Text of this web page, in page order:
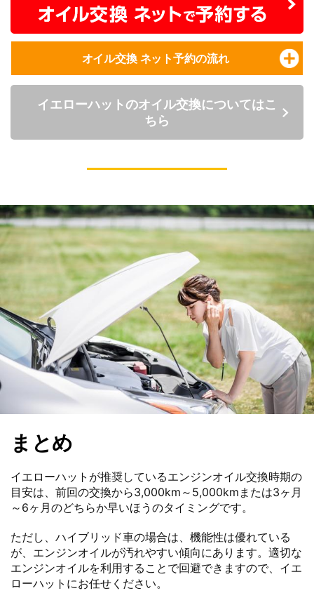
オイル交換 ネット予約の流れ
イエローハットのオイル交換についてはこ
ちら
まとめ
イエローハットが推奨しているエンジンオイル交換時期の
目安は、前回の交換から3,000km～5,000kmまたは3ヶ月
～6ヶ月のどちらか早いほうのタイミングです。
ただし、ハイブリッド車の場合は、機能性は優れている
が、エンジンオイルが汚れやすい傾向にあります。適切な
エンジンオイルを利用することで回避できますので、イエ
ローハットにお任せください。